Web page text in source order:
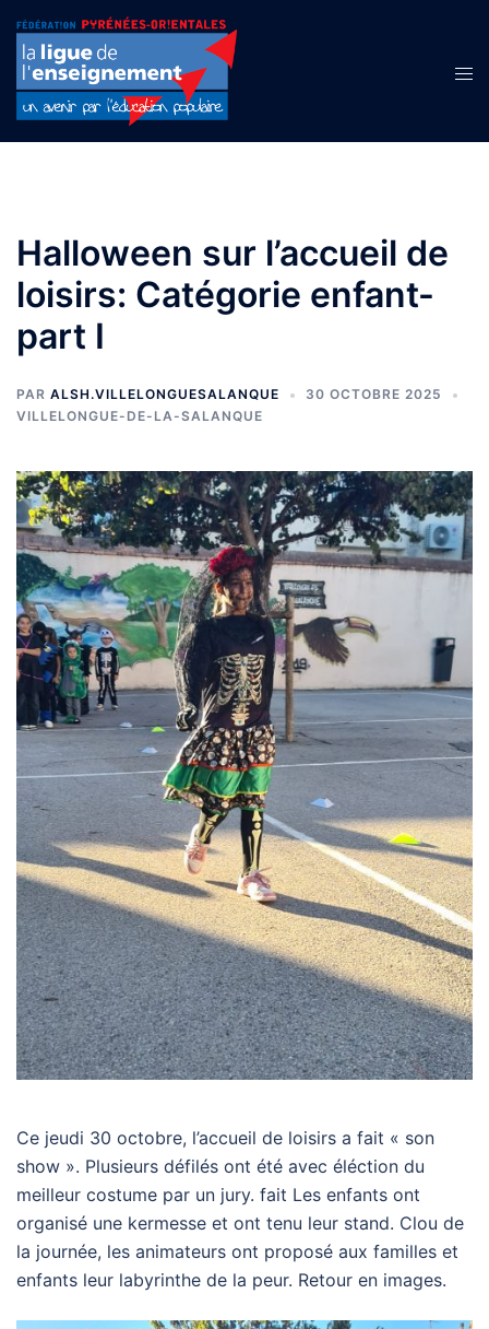
contenu
Halloween sur l’accueil de
loisirs: Catégorie enfant-
part I
PAR ALSH.VILLELONGUESALANQUE
30 OCTOBRE 2025
VILLELONGUE-DE-LA-SALANQUE
Ce jeudi 30 octobre, l’accueil de loisirs a fait « son
show ». Plusieurs défilés ont été avec éléction du
meilleur costume par un jury. fait Les enfants ont
organisé une kermesse et ont tenu leur stand. Clou de
la journée, les animateurs ont proposé aux familles et
enfants leur labyrinthe de la peur. Retour en images.